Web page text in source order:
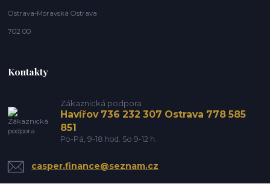
Ostrava-Moravská Ostrava
702 00
Kontakty
Zákaznická podpora
Havířov 736 232 307 Ostrava 778 585
851
Po-Pá, 9-18 hod. So 9-12 h.
casper.finance@seznam.cz